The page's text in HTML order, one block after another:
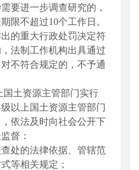
要进一步调查研究的，
限不超过10个工作日。
的重大行政处罚决定符
法制工作机构出具通过
不符合规定的，不予通
国 土资源主管部门实行
以上国土资源主管部门
，依法及时向社会公开下
督：
处的法律依据、管辖范
等相关规定；